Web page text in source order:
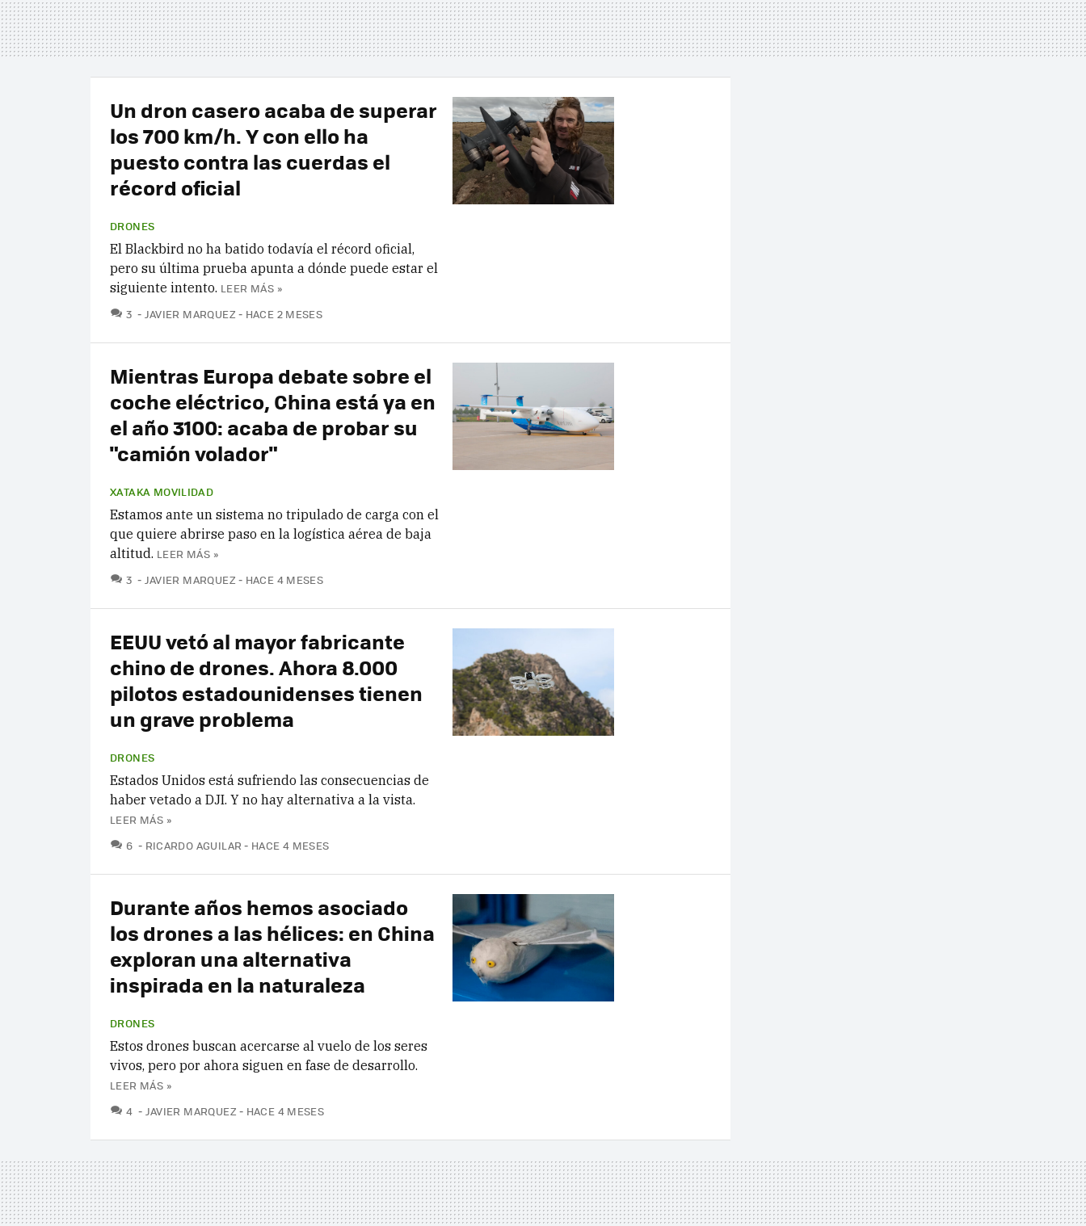
Un dron casero acaba de superar
los 700 km/h. Y con ello ha
puesto contra las cuerdas el
récord oficial
DRONES
El Blackbird no ha batido todavía el récord oficial,
pero su última prueba apunta a dónde puede estar el
siguiente intento. LEER MÁS »
3 COMENTARIOS
JAVIER MARQUEZ HACE 2 MESES
Mientras Europa debate sobre el
coche eléctrico, China está ya en
el año 3100: acaba de probar su
"camión volador"
XATAKA MOVILIDAD
Estamos ante un sistema no tripulado de carga con el
que quiere abrirse paso en la logística aérea de baja
altitud. LEER MÁS »
3 COMENTARIOS
JAVIER MARQUEZ HACE 4 MESES
EEUU vetó al mayor fabricante
chino de drones. Ahora 8.000
pilotos estadounidenses tienen
un grave problema
DRONES
Estados Unidos está sufriendo las consecuencias de
haber vetado a DJI. Y no hay alternativa a la vista.
LEER MÁS »
6 COMENTARIOS
RICARDO AGUILAR HACE 4 MESES
Durante años hemos asociado
los drones a las hélices: en China
exploran una alternativa
inspirada en la naturaleza
DRONES
Estos drones buscan acercarse al vuelo de los seres
vivos, pero por ahora siguen en fase de desarrollo.
LEER MÁS »
4 COMENTARIOS
JAVIER MARQUEZ HACE 4 MESES